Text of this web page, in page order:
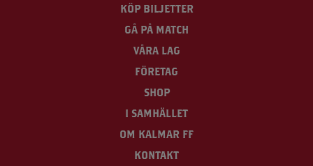
KÖP BILJETTER
GÅ PÅ MATCH
VÅRA LAG
FÖRETAG
SHOP
I SAMHÄLLET
OM KALMAR FF
KONTAKT